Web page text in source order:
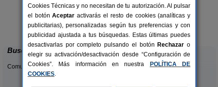
6+2 pers.
desde50 €
La Casa del Lago
Anna (Valencia)
Buscar
Comunidades:
Cookies Técnicas y no necesitan de tu autorización. Al pulsar
el botónAceptar activarás el resto de cookies (analíticas y
publicitarias), personalizadas según tus preferencias y con
publicidad ajustada a tus búsquedas. Estas últimas puedes
desactivarlas por completo pulsando el botón Rechazar o
elegir su activación/desactivación desde “Configuración de
Cookies”. Más información en nuestra
POLÍTICA DE
COOKIES.